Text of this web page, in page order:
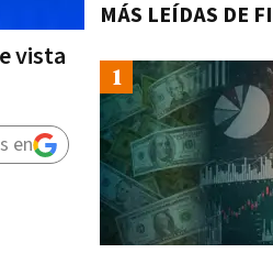
vista
en
MÁS LEÍDAS DE